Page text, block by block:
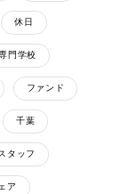
休日
門学校
ファンド
千葉
タッフ
ア